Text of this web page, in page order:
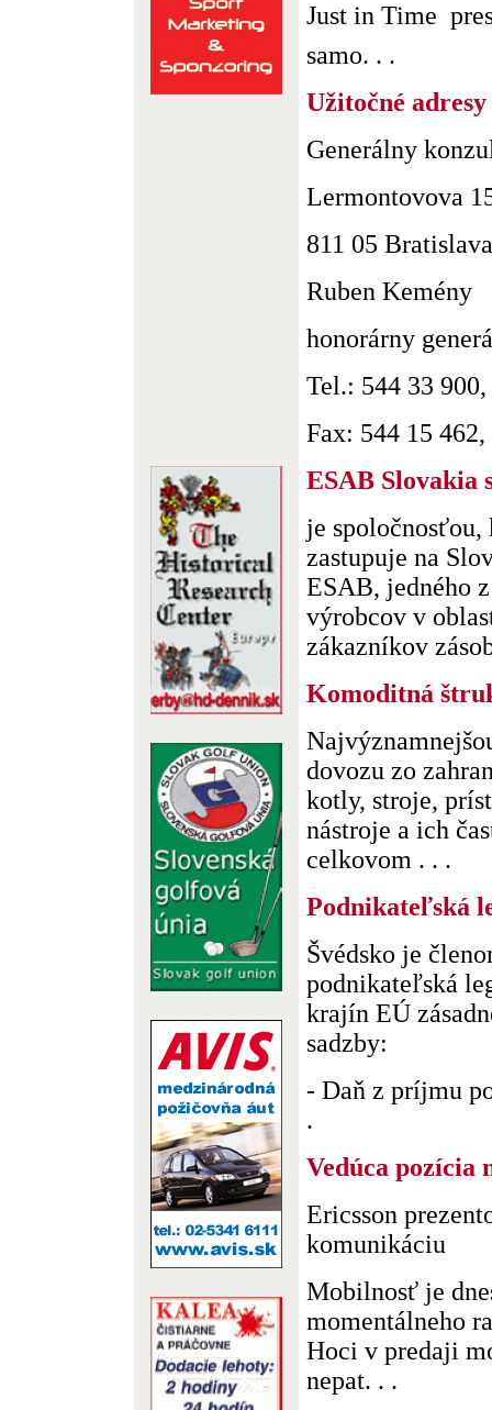
Just in Time 
samo. . .
Užitočné adresy
Generálny
Lermontovova
811 05 Bratislava
Ruben Kemény
honorárny
Tel.: 544 33
Fax: 544 15
ESAB Slovakia
je
zastupuje na
ESAB, jedného
výrobcov v
zákazníkov
Komoditná
dovozu zo
kotly, stroje,
nástroje a ich
celkovom . . .
Podnikateľská
Švédsko je
podnikateľská
krajín EÚ
sadzby:
- Daň z príjmu
.
Vedúca pozícia
Ericsson
komunikáciu
Mobilnosť je
momentálneho
Hoci v predaji
nepat. . .